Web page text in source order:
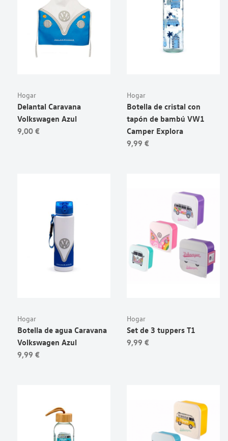
Hogar
Delantal Caravana
Volkswagen Azul
9,00 €
Hogar
Botella de cristal con
tapón de bambú VW1
Camper Explora
9,99 €
Hogar
Botella de agua Caravana
Volkswagen Azul
9,99 €
Hogar
Set de 3 tuppers T1
9,99 €